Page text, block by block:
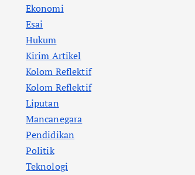
Ekonomi
Esai
Hukum
Kirim Artikel
Kolom Reflektif
Kolom Reflektif
Liputan
Mancanegara
Pendidikan
Politik
Teknologi